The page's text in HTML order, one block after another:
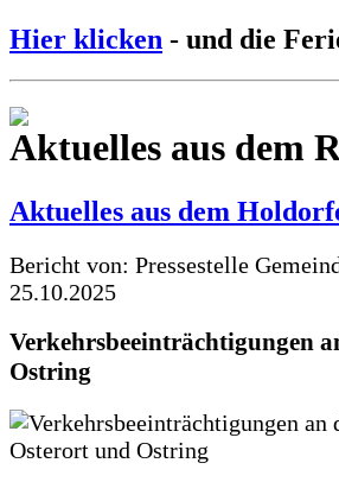
Hier klicken - und die
Aktuelles aus dem
Aktuelles aus dem
Bericht von: Pressestelle
25.10.2025
Verkehrsbeeinträchtigungen
Ostring